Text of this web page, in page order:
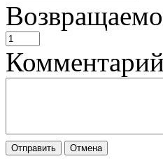
Комментарий
Отправить Отмена